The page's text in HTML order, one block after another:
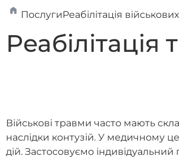
ПослугиРеабілітація військових
Реабілітація
Військові травми часто мають
наслідки контузій. У медичному
дій. Застосовуємо індивідуальний